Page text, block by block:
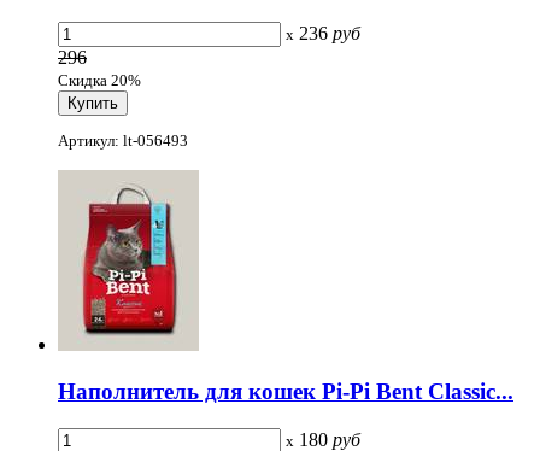
x 236 руб
296
Скидка 20%
Артикул: lt-056493
Наполнитель для кошек Pi-Pi Bent Classic...
x 180 руб